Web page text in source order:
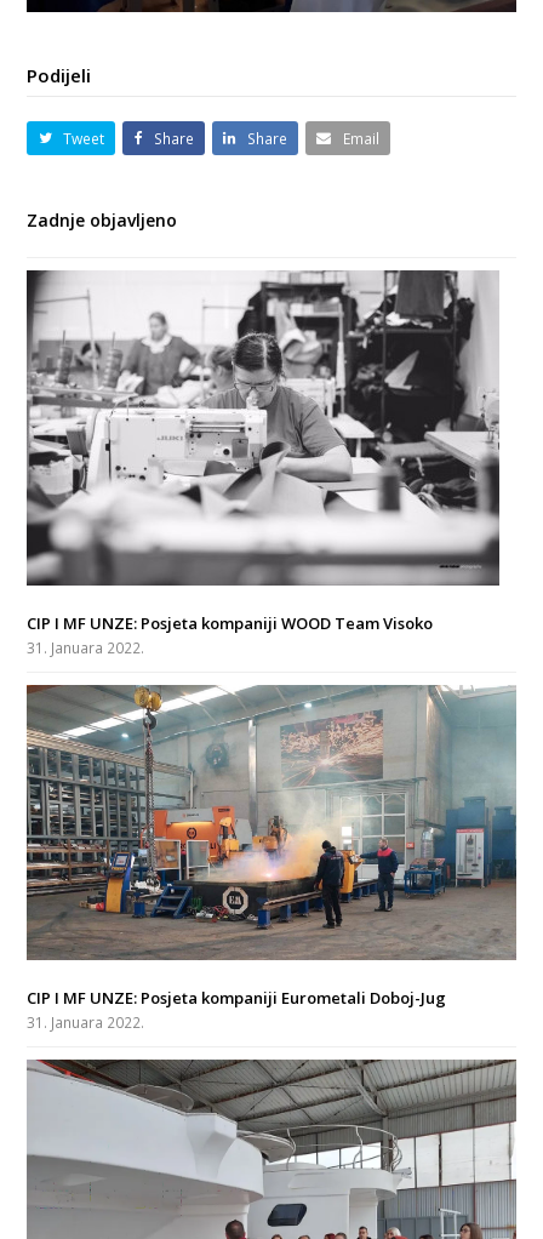
Podijeli
Tweet Share Share Email
Zadnje objavljeno
CIP I MF UNZE: Posjeta kompaniji WOOD Team Visoko
31. Januara 2022.
CIP I MF UNZE: Posjeta kompaniji Eurometali Doboj-Jug
31. Januara 2022.